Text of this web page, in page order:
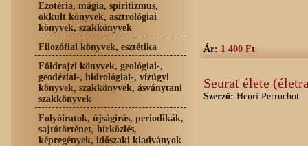
Ezotéria, mágia, spiritizmus,
okkult könyvek, asztrológiai
könyvek, szakkönyvek
Filozófiai könyvek, esztétika
Földrajzi könyvek, geológiai-,
geodéziai-, hidrológiai-, vízügyi
könyvek, szakkönyvek, ásványtani
szakkönyvek
Folyóiratok, újságírás, periodikák,
sajtótörténet, hírközlés,
képregények, időszaki kiadványok
Ár: 1 400 Ft
Seurat élete
Szerző: Henri Perruchot